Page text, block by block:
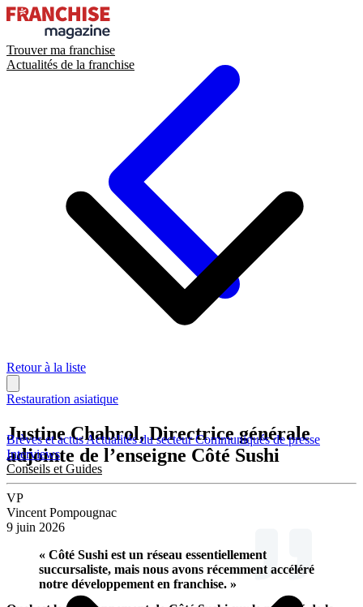
Trouver ma franchise
Actualités de la franchise
Brèves et actusActualités du secteurCommuniqués de presse
Interviews
Conseils et Guides
Retour à la liste
Restauration asiatique
Justine Chabrol, Directrice générale
adjointe de l’enseigne Côté Sushi
VP
Vincent Pompougnac
9 juin 2026
« Côté Sushi est un réseau essentiellement
succursaliste, mais nous avons récemment accéléré
notre développement en franchise. »